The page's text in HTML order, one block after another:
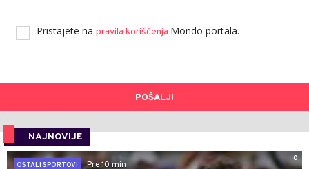
Pristajete na pravila korišćenja Mondo portala.
POŠALJI
NAJNOVIJE
0
OSTALI SPORTOVI
Pre 10 min